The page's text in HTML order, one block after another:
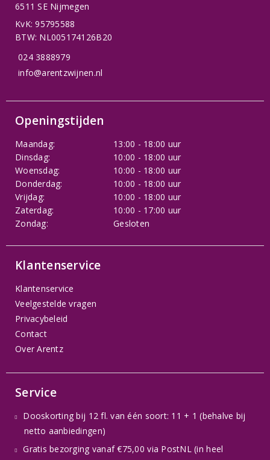
6511 SE Nijmegen
KvK: 95795588
BTW: NL005174126B20
024 3888979
info@arentzwijnen.nl
Openingstijden
Maandag:
13:00 - 18:00 uur
Dinsdag:
10:00 - 18:00 uur
Woensdag:
10:00 - 18:00 uur
Donderdag:
10:00 - 18:00 uur
Vrijdag:
10:00 - 18:00 uur
Zaterdag:
10:00 - 17:00 uur
Zondag:
Gesloten
Klantenservice
Klantenservice
Veelgestelde vragen
Privacybeleid
Contact
Over Arentz
Service
Dooskorting bij 12 fl. van één soort: 11 + 1 (behalve bij
netto aanbiedingen)
Gratis bezorging vanaf €75,00 via PostNL (in heel